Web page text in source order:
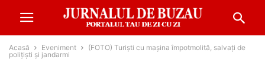
Acasă Eveniment
(FOTO) Turiști cu mașina împotmolită, salvați de
polițiști și jandarmi